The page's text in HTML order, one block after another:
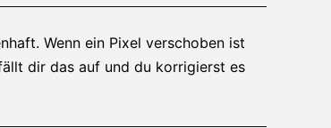
Wenn ein Pixel verschoben ist
dir das auf und du korrigierst es